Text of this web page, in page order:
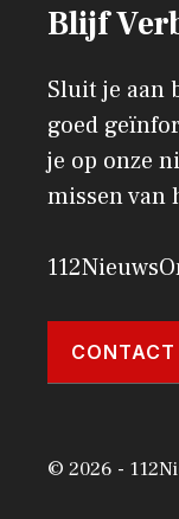
Blijf
Sluit je aan
goed
je op onze
missen van
CONTACT
© 2026 -